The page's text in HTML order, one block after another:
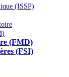
(ISSP)
(FMD)
(FSI)